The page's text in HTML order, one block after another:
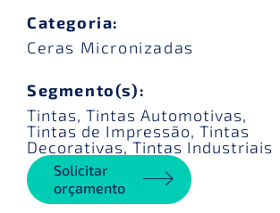
Categoria:
Ceras Micronizadas
Segmento(s):
Tintas, Tintas Automotivas,
Tintas de Impressão, Tintas
Decorativas,Tintas Industriais
Solicitar
orçamento